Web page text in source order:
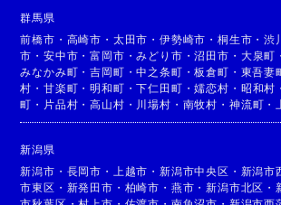
群馬県
前橋市 ・ 高崎市 ・ 太田市 ・伊勢崎市 ・桐生市 ・渋
市 ・安中市 ・富岡市 ・みどり市 ・沼田市 ・ 大泉町 ・
みなかみ町 ・吉岡町 ・中之条町 ・板倉町 ・ 東吾妻
村 ・甘楽町 ・明和町 ・下仁田町 ・嬬恋村 ・ 昭和村 ・
町 ・ 片品村 ・高山村 ・ 川場村 ・ 南牧村 ・ 神流町 ・
新潟県
新潟市 ・ 長岡市 ・ 上越市 ・新潟市中央区 ・ 新潟市
市東区 ・ 新発田市 ・ 柏崎市 ・ 燕市 ・新潟市北区 ・